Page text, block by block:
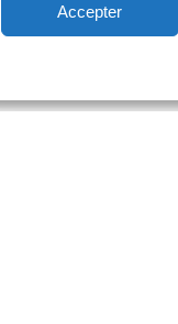
Accepter